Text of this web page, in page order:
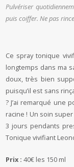
Pulvériser
puis coiffer. Ne pas
Ce spray tonique
longtemps dans ma
doux, très bien
puisqu’il est sans
? J’ai remarqué une
racine ! Un soin
3 jours pendants
Tonique vivifiant
Prix : 40€ les 150 ml